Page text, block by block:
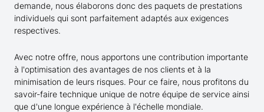
demande, nous élaborons donc des paquets de prestations
individuels qui sont parfaitement adaptés aux exigences
respectives.
Avec notre offre, nous apportons une contribution importante
à l'optimisation des avantages de nos clients et à la
minimisation de leurs risques. Pour ce faire, nous profitons du
savoir-faire technique unique de notre équipe de service ainsi
que d'une longue expérience à l'échelle mondiale.